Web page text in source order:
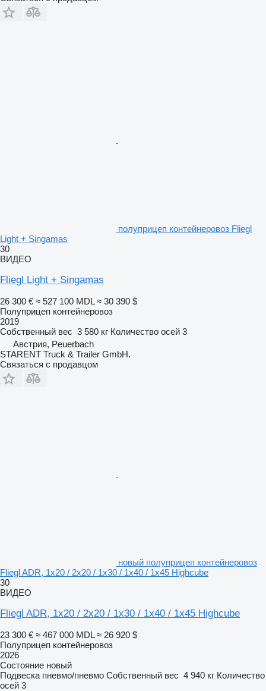
полуприцеп контейнеровоз Fliegl
Light + Singamas
30
ВИДЕО
Fliegl Light + Singamas
26 300 € ≈ 527 100 MDL ≈ 30 390 $
Полуприцеп контейнеровоз
2019
Собственный вес 3 580 кг Количество осей 3
Австрия, Peuerbach
STARENT Truck & Trailer GmbH.
Связаться с продавцом
новый полуприцеп контейнеровоз
Fliegl ADR, 1x20 / 2x20 / 1x30 / 1x40 / 1x45 Highcube
30
ВИДЕО
Fliegl ADR, 1x20 / 2x20 / 1x30 / 1x40 / 1x45 Highcube
23 300 € ≈ 467 000 MDL ≈ 26 920 $
Полуприцеп контейнеровоз
2026
Состояние новый
Подвеска пневмо/пневмо Собственный вес 4 940 кг Количество
осей 3